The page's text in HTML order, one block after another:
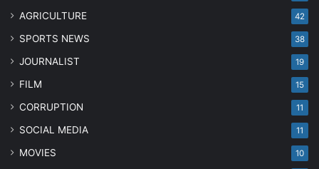
AGRICULTURE 42
SPORTS NEWS 38
JOURNALIST 19
FILM 15
CORRUPTION 11
SOCIAL MEDIA 11
MOVIES 10